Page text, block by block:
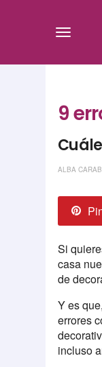
9
ALBA
Si
casa
de
Y es
errores
incluso